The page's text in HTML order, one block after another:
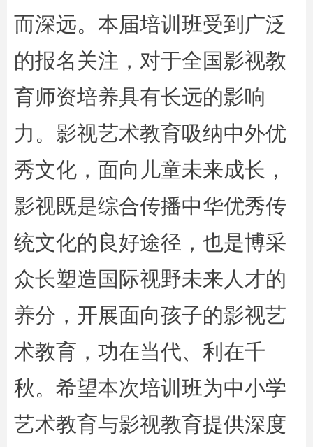
而深远。本届培训班受到广泛
的报名关注，对于全国影视教
育师资培养具有长远的影响
力。影视艺术教育吸纳中外优
秀文化，面向儿童未来成长，
影视既是综合传播中华优秀传
统文化的良好途径，也是博采
众长塑造国际视野未来人才的
养分，开展面向孩子的影视艺
术教育，功在当代、利在千
秋。希望本次培训班为中小学
艺术教育与影视教育提供深度